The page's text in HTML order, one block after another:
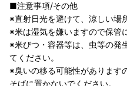
■注意事項/その他
※直射日光を避けて、涼しい場
※米は湿気を嫌いますので保管
※米びつ・容器等は、虫等の発
てください。
※臭いの移る可能性があります
そばに置かないでください。